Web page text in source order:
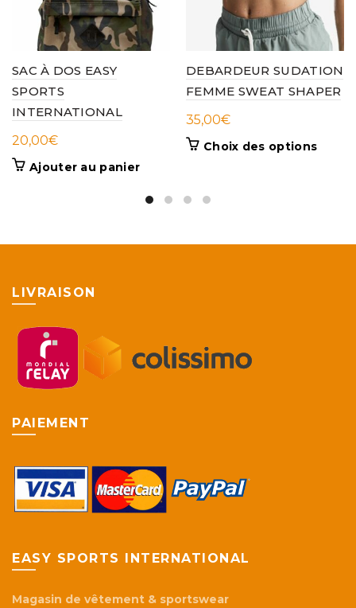
SAC À DOS EASY
SPORTS
INTERNATIONAL
20,00€
Ajouter au panier
DEBARDEUR SUDATION
FEMME SWEAT SHAPER
35,00€
Choix des optionsCe
LIVRAISON
PAIEMENT
EASY SPORTS INTERNATIONAL
Magasin de vêtement & sportswear